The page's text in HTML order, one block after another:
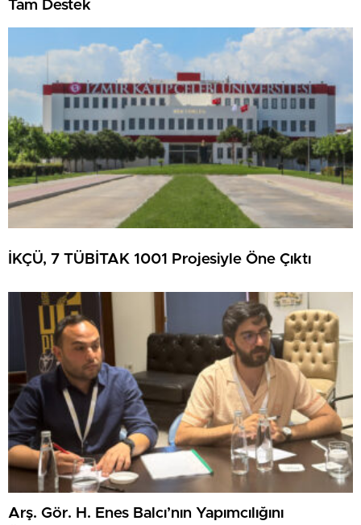
Tam Destek
İKÇÜ, 7 TÜBİTAK 1001 Projesiyle Öne Çıktı
Arş. Gör. H. Enes Balcı’nın Yapımcılığını